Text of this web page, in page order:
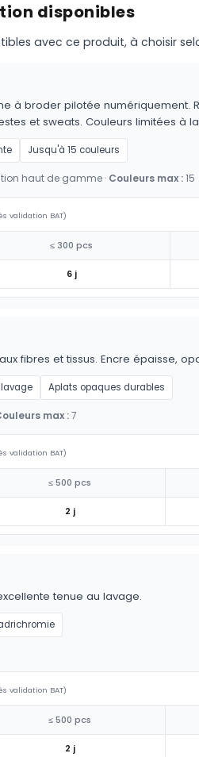
disponibles
avec ce produit, à choisir
à broder pilotée
et sweats. Couleurs limitées à
Jusqu'à 15 couleurs
haut de gamme · Couleurs max :15
validation BAT)
≤ 300 pcs
6 j
fibres et tissus. Encre épaisse,
Aplats opaques durables
max :7
validation BAT)
≤ 500 pcs
2 j
tenue au lavage.
validation BAT)
≤ 500 pcs
2 j